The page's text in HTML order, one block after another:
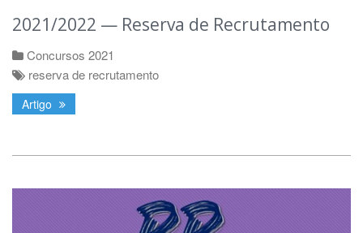
2021/2022 — Reserva de Recrutamento
Concursos 2021
reserva de recrutamento
Artigo